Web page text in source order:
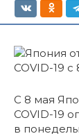
С 8 мая
COVID-19
в